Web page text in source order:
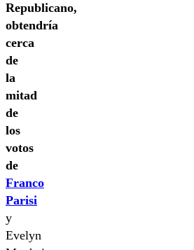
Republicano,
obtendría
cerca
de
la
mitad
de
los
votos
de
Franco
Parisi
y
Evelyn